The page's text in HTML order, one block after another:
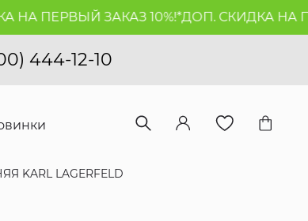
ПЕРВЫЙ ЗАКАЗ 10%!*ДОП. СКИДКА НА
444-12-10
LAGERFELD